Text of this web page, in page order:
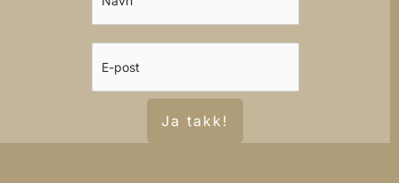
Ja takk!